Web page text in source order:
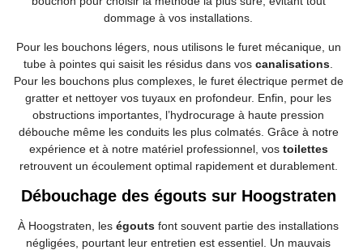
dommage à vos installations.
Pour les bouchons légers, nous utilisons le furet mécanique, un
tube à pointes qui saisit les résidus dans vos canalisations
Pour les bouchons plus complexes, le furet électrique permet de
gratter et nettoyer vos tuyaux en profondeur. Enfin, pour les
obstructions importantes, l’hydrocurage à haute pression
débouche même les conduits les plus colmatés. Grâce à notre
expérience et à notre matériel professionnel, vos toilettes
retrouvent un écoulement optimal rapidement et durablement.
Débouchage des égouts sur Hoogstraten
À Hoogstraten, les égouts font souvent partie des installations
négligées, pourtant leur entretien est essentiel. Un mauvais